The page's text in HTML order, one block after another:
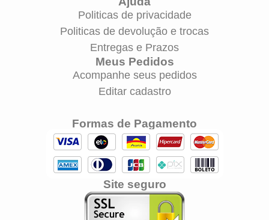
Politicas de privacidade
Politicas de devolução e trocas
Entregas e Prazos
Meus Pedidos
Acompanhe seus pedidos
Editar cadastro
Formas de Pagamento
Site seguro